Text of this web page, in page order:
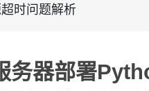
时问题解析
务器部署